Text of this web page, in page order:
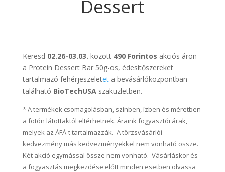
Dessert
Keresd 02.26-03.03. között 490 Forintos akciós áron
a Protein Dessert Bar 50g-os, édesítőszereket
tartalmazó fehérjeszeletet a bevásárlóközpontban
található BioTechUSA szaküzletben.
* A termékek csomagolásban, színben, ízben és méretben
a fotón látottaktól eltérhetnek. Áraink fogyasztói árak,
melyek az ÁFÁ-t tartalmazzák. A törzsvásárlói
kedvezmény más kedvezményekkel nem vonható össze.
Két akció egymással össze nem vonható. Vásárláskor és
a fogyasztás megkezdése előtt minden esetben olvassa